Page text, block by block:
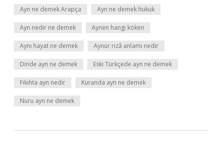
Ayn ne demek Arapça Ayn ne demek hukuk
Ayn nedir ne demek Aynen hangi köken
Aynı hayat ne demek Aynür rızâ anlamı nedir
Dinde ayn ne demek Eski Türkçede ayn ne demek
Fıkıhta ayn nedir Kuranda ayn ne demek
Nuru ayn ne demek